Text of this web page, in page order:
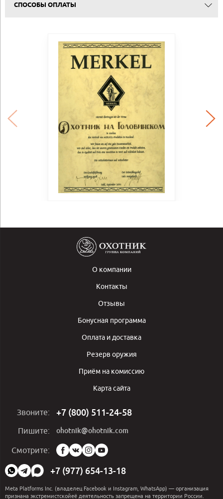
СПОСОБЫ ОПЛАТЫ
О компании
Контакты
Отзывы
Бонусная программа
Оплата и доставка
Резерв оружия
Приём на комиссию
Карта сайта
Звоните: +7 (800) 511-24-58
Пишите: ohotnik@ohotnik.com
Смотрите:
Мы
в
социальных
сетях:
+7 (977) 654-13-18
Meta Platforms Inc. (владелец Facebook и Instagram, WhatsApp) — организация
признана экстремистскойеё деятельность запрещена на территории России.